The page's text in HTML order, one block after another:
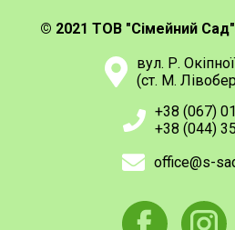
© 2021 ТОВ "Сімейний
вул. Р.
(ст. М.
+38 (067)
+38 (044)
office@s-